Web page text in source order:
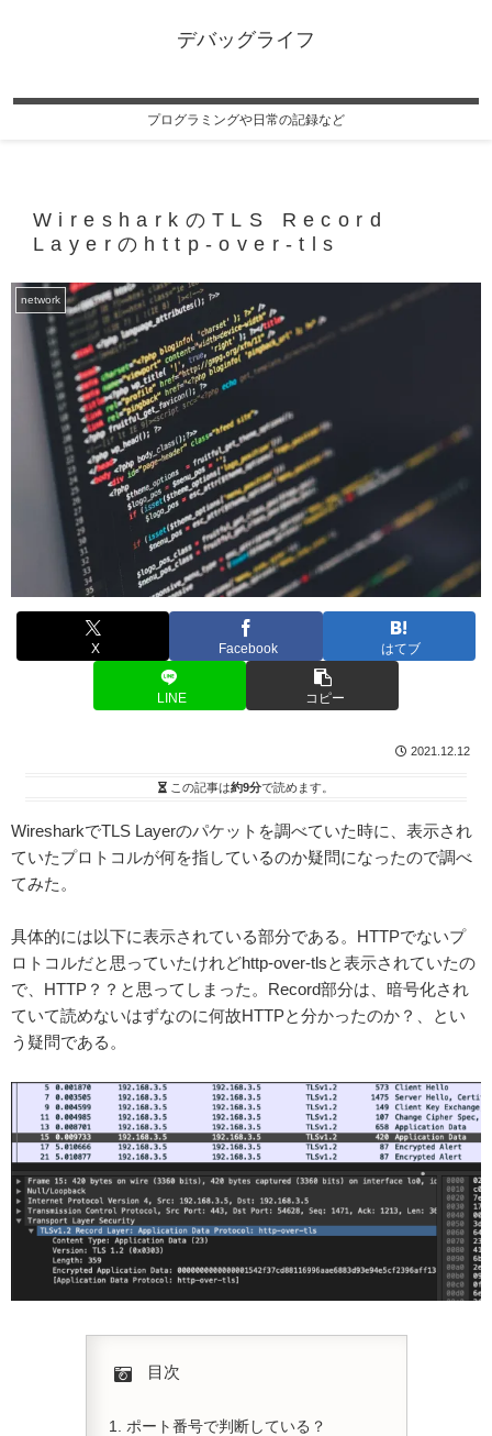
デバッグライフ
プログラミングや日常の記録など
WiresharkのTLS Record
Layerのhttp-over-tls
network
X Facebook はてブ
LINE コピー
2021.12.12
この記事は約9分で読めます。
WiresharkでTLS Layerのパケットを調べていた時に、表示され
ていたプロトコルが何を指しているのか疑問になったので調べ
てみた。
具体的には以下に表示されている部分である。HTTPでないプ
ロトコルだと思っていたけれどhttp-over-tlsと表示されていたの
で、HTTP？？と思ってしまった。Record部分は、暗号化され
ていて読めないはずなのに何故HTTPと分かったのか？、とい
う疑問である。
目次
ポート番号で判断している？